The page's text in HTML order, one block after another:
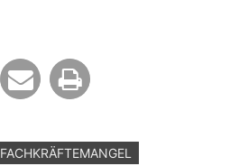
FACHKRÄFTEMANGEL